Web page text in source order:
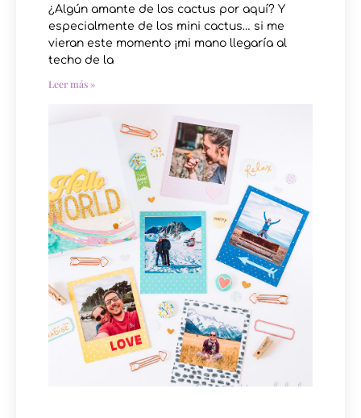
¿Algún amante de los cactus por aquí? Y
especialmente de los mini cactus… si me
vieran este momento ¡mi mano llegaría al
techo de la
Leer más »